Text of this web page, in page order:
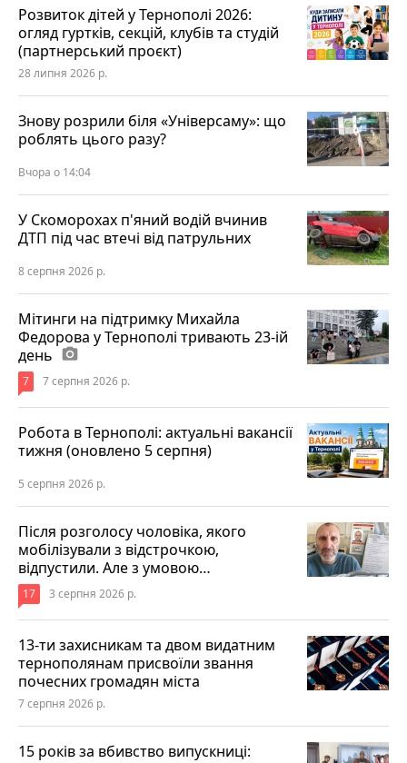
Розвиток дітей у Тернополі 2026:
огляд гуртків, секцій, клубів та студій
(партнерський проєкт)
28 липня 2026 р.
Знову розрили біля «Універсаму»: що
роблять цього разу?
Вчора о 14:04
У Скоморохах п'яний водій вчинив
ДТП під час втечі від патрульних
8 серпня 2026 р.
Мітинги на підтримку Михайла
Федорова у Тернополі тривають 23-ій
день photo_camera
7 7 серпня 2026 р.
Робота в Тернополі: актуальні вакансії
тижня (оновлено 5 серпня)
5 серпня 2026 р.
Після розголосу чоловіка, якого
мобілізували з відстрочкою,
відпустили. Але з умовою…
17 3 серпня 2026 р.
13-ти захисникам та двом видатним
тернополянам присвоїли звання
почесних громадян міста
7 серпня 2026 р.
15 років за вбивство випускниці: